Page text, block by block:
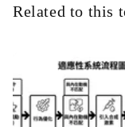
Related to this